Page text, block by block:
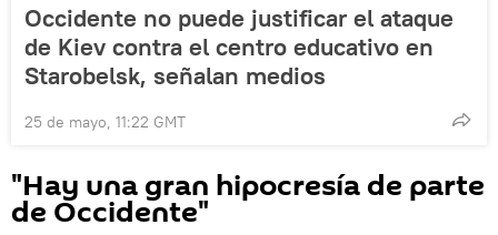
Occidente no puede justificar el ataque
de Kiev contra el centro educativo en
Starobelsk, señalan medios
25 de mayo, 11:22 GMT
"Hay una gran hipocresía de parte
de Occidente"